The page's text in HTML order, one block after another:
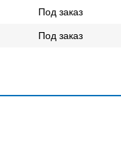
Под заказ
Под заказ